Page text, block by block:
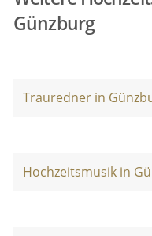
Günzburg
Trauredner in
Hochzeitsmusik in